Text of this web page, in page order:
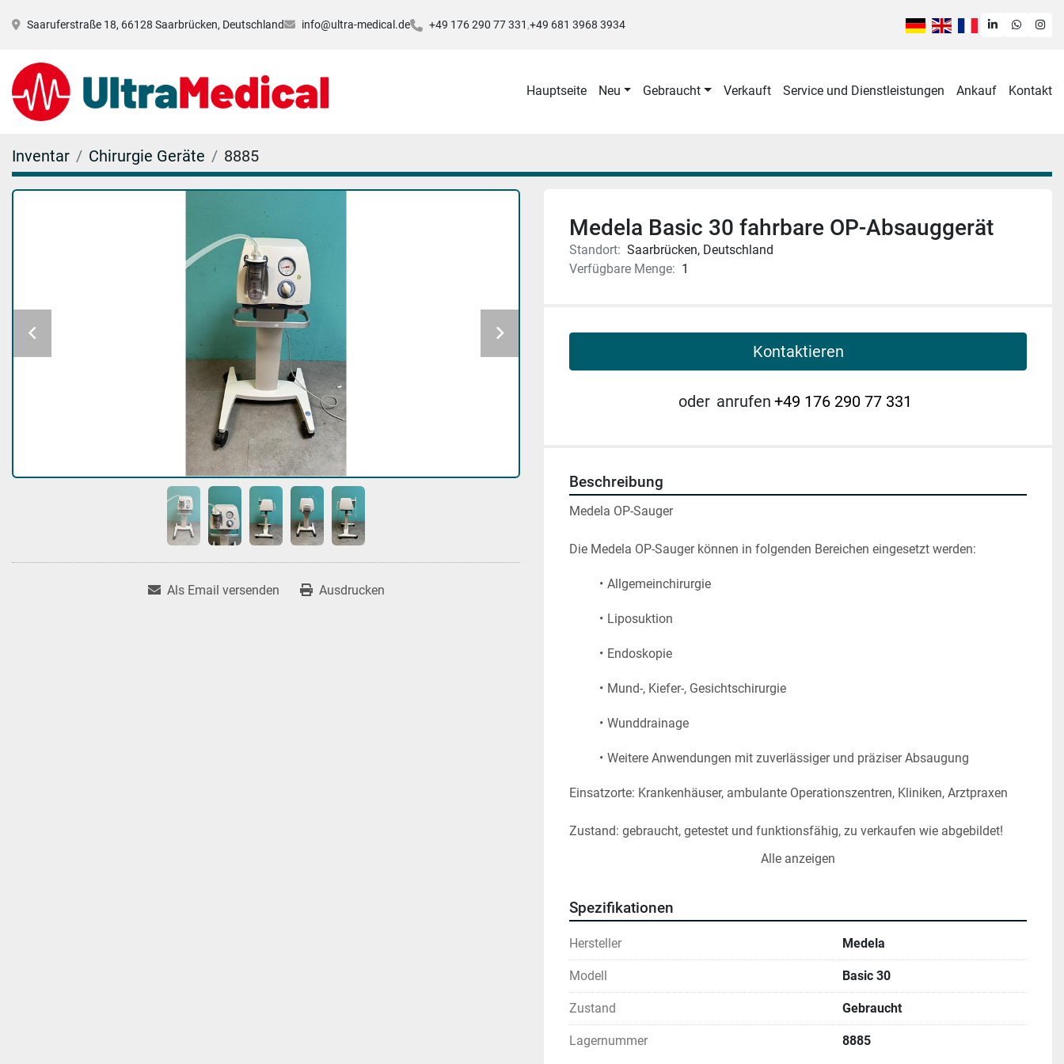
Saaruferstraße 18, 66128 Saarbrücken, Deutschland info@ultra-medical.de +49 176 290 77 331 +49 681 3968 3934 linkedin
Hauptseite Neu Gebraucht Verkauft Service und Dienstleistungen Ankauf Kontakt
Inventar Chirurgie Geräte 8885
Als Email versenden Ausdrucken
Medela Basic 30 fahrbare OP-Absauggerät
Standort: Saarbrücken, Deutschland
Verfügbare Menge: 1
Kontaktieren
oder anrufen +49 176 290 77 331
Beschreibung
Medela OP-Sauger
Die Medela OP-Sauger können in folgenden Bereichen eingesetzt werden:
Allgemeinchirurgie
Liposuktion
Endoskopie
Mund-, Kiefer-, Gesichtschirurgie
Wunddrainage
Weitere Anwendungen mit zuverlässiger und präziser Absaugung
Einsatzorte: Krankenhäuser, ambulante Operationszentren, Kliniken, Arztpraxen
Zustand: gebraucht, getestet und funktionsfähig, zu verkaufen wie abgebildet!
Alle anzeigen
Spezifikationen
Hersteller Medela
Modell Basic 30
Zustand Gebraucht
Lagernummer 8885